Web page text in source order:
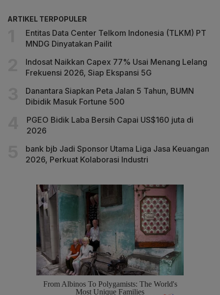
ARTIKEL TERPOPULER
Entitas Data Center Telkom Indonesia (TLKM) PT
MNDG Dinyatakan Pailit
Indosat Naikkan Capex 77% Usai Menang Lelang
Frekuensi 2026, Siap Ekspansi 5G
Danantara Siapkan Peta Jalan 5 Tahun, BUMN
Dibidik Masuk Fortune 500
PGEO Bidik Laba Bersih Capai US$160 juta di
2026
bank bjb Jadi Sponsor Utama Liga Jasa Keuangan
2026, Perkuat Kolaborasi Industri